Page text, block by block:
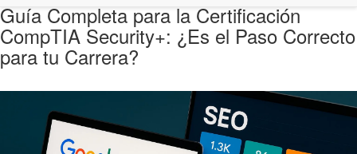
Guía Completa para la Certificación
CompTIA Security+: ¿Es el Paso Correcto
para tu Carrera?